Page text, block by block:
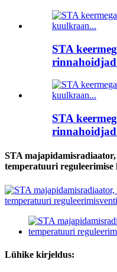
STA
STA
STA
temperatuuri
Lühike kirjeldus: